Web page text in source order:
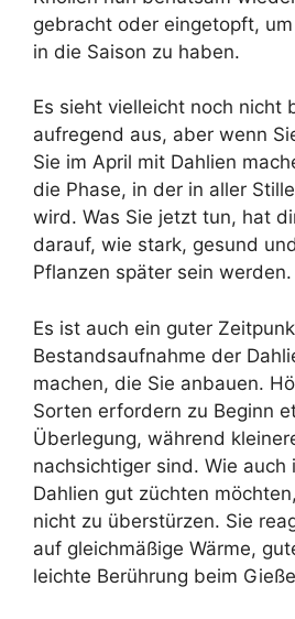
gebracht oder eingetopft,
in die Saison zu haben.
Es sieht vielleicht noch nicht
aufregend aus, aber wenn
Sie im April mit Dahlien
die Phase, in der in aller
wird. Was Sie jetzt tun, hat
darauf, wie stark, gesund
Pflanzen später sein werden.
Es ist auch ein guter
Bestandsaufnahme der
machen, die Sie anbauen.
Sorten erfordern zu Beginn
Überlegung, während
nachsichtiger sind. Wie auch
Dahlien gut züchten
nicht zu überstürzen. Sie
auf gleichmäßige Wärme,
leichte Berührung beim